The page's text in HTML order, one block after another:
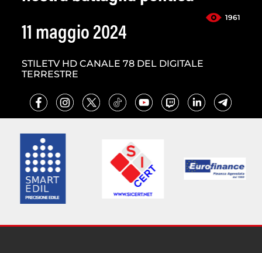
1961
11 maggio 2024
STILETV HD CANALE 78 DEL DIGITALE
TERRESTRE